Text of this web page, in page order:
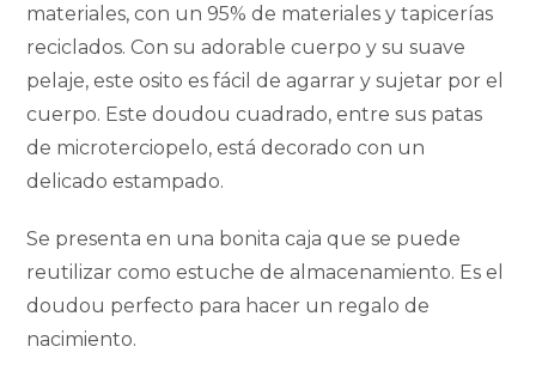
materiales, con un 95% de materiales y tapicerías
reciclados. Con su adorable cuerpo y su suave
pelaje, este osito es fácil de agarrar y sujetar por el
cuerpo. Este doudou cuadrado, entre sus patas
de microterciopelo, está decorado con un
delicado estampado.
Se presenta en una bonita caja que se puede
reutilizar como estuche de almacenamiento. Es el
doudou perfecto para hacer un regalo de
nacimiento.